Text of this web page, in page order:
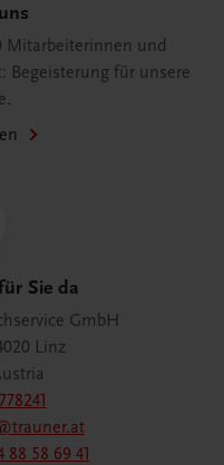
Mitarbeiterinnen und
Begeisterung für unsere
Sie da
GmbH
Linz
88 58 69 41